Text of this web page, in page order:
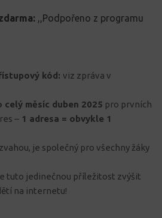
,,Podpořeno z programu
kód: viz zpráva v
celý měsíc duben 2025 pro prvních
– 1 adresa = obvykle 1
je společný pro všechny žáky
tuto jedinečnou příležitost zvýšit
na internetu!